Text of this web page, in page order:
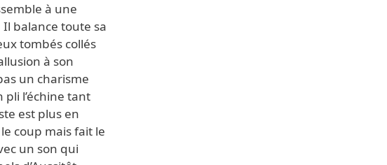
à une
balance toute sa
tombés collés
à son
un charisme
l’échine tant
est plus en
coup mais fait le
un son qui